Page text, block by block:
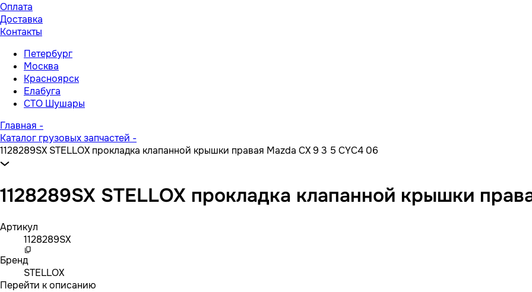
Оплата
Доставка
Контакты
Петербург
Москва
Красноярск
Елабуга
СТО Шушары
Главная -
Каталог грузовых запчастей -
1128289SX STELLOX прокладка клапанной крышки правая Mazda CX 9 3 5 CYC4 06
1128289SX STELLOX прокладка клапанной крышки
Артикул
1128289SX
Бренд
STELLOX
Перейти к описанию